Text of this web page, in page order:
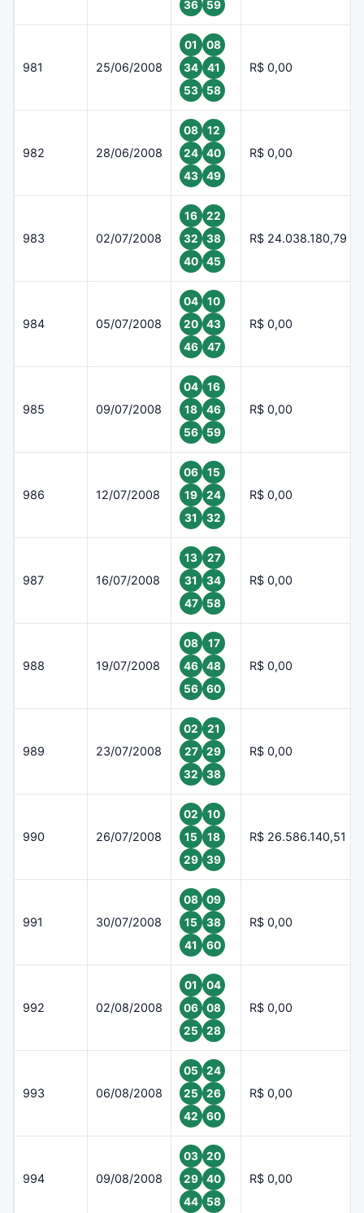
36 59
981 25/06/2008
01
08
34
41
53
58
R$ 0,00
982 28/06/2008
08
12
24
40
43
49
R$ 0,00
983 02/07/2008
16
22
32
38
40
45
R$ 24.038.180,79
984 05/07/2008
04
10
20
43
46
47
R$ 0,00
985 09/07/2008
04
16
18
46
56
59
R$ 0,00
986 12/07/2008
06
15
19
24
31
32
R$ 0,00
987 16/07/2008
13
27
31
34
47
58
R$ 0,00
988 19/07/2008
08
17
46
48
56
60
R$ 0,00
989 23/07/2008
02
21
27
29
32
38
R$ 0,00
990 26/07/2008
02
10
15
18
29
39
R$ 26.586.140,51
991 30/07/2008
08
09
15
38
41
60
R$ 0,00
992 02/08/2008
01
04
06
08
25
28
R$ 0,00
993 06/08/2008
05
24
25
26
42
60
R$ 0,00
994 09/08/2008
03
20
29
40
44
58
R$ 0,00